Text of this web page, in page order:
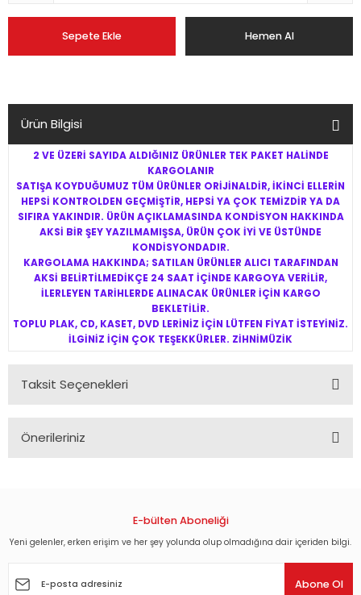
Sepete Ekle Hemen Al
Ürün Bilgisi
2 VE ÜZERİ SAYIDA ALDIĞINIZ ÜRÜNLER TEK PAKET HALİNDE
KARGOLANIR
SATIŞA KOYDUĞUMUZ TÜM ÜRÜNLER ORİJİNALDİR, İKİNCİ ELLERİN
HEPSİ KONTROLDEN GEÇMİŞTİR, HEPSİ YA ÇOK TEMİZDİR YA DA
SIFIRA YAKINDIR. ÜRÜN AÇIKLAMASINDA KONDİSYON HAKKINDA
AKSİ BİR ŞEY YAZILMAMIŞSA, ÜRÜN ÇOK İYİ VE ÜSTÜNDE
KONDİSYONDADIR.
KARGOLAMA HAKKINDA; SATILAN ÜRÜNLER ALICI TARAFINDAN
AKSİ BELİRTİLMEDİKÇE 24 SAAT İÇİNDE KARGOYA VERİLİR,
İLERLEYEN TARİHLERDE ALINACAK ÜRÜNLER İÇİN KARGO
BEKLETİLİR.
TOPLU PLAK, CD, KASET, DVD LERİNİZ İÇİN LÜTFEN FİYAT İSTEYİNİZ.
İLGİNİZ İÇİN ÇOK TEŞEKKÜRLER. ZİHNİMÜZİK
Taksit Seçenekleri
Önerileriniz
Görüş ve önerileriniz için teşekkür ederiz.
Ürün açıklamasında eksik bilgiler bulunuyor.
E-bülten Aboneliği
Yeni gelenler, erken erişim ve her şey yolunda olup olmadığına dair içeriden bilgi.
Abone Ol